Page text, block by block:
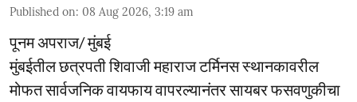
Published on: 08 Aug 2026, 3:19 am
पूनम अपराज/ मुंबई
मुंबईतील छत्रपती शिवाजी महाराज टर्मिनस स्थानकावरील
मोफत सार्वजनिक वायफाय वापरल्यानंतर सायबर फसवणुकीचा